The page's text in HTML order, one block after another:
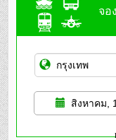
จอ
สิงหาคม,